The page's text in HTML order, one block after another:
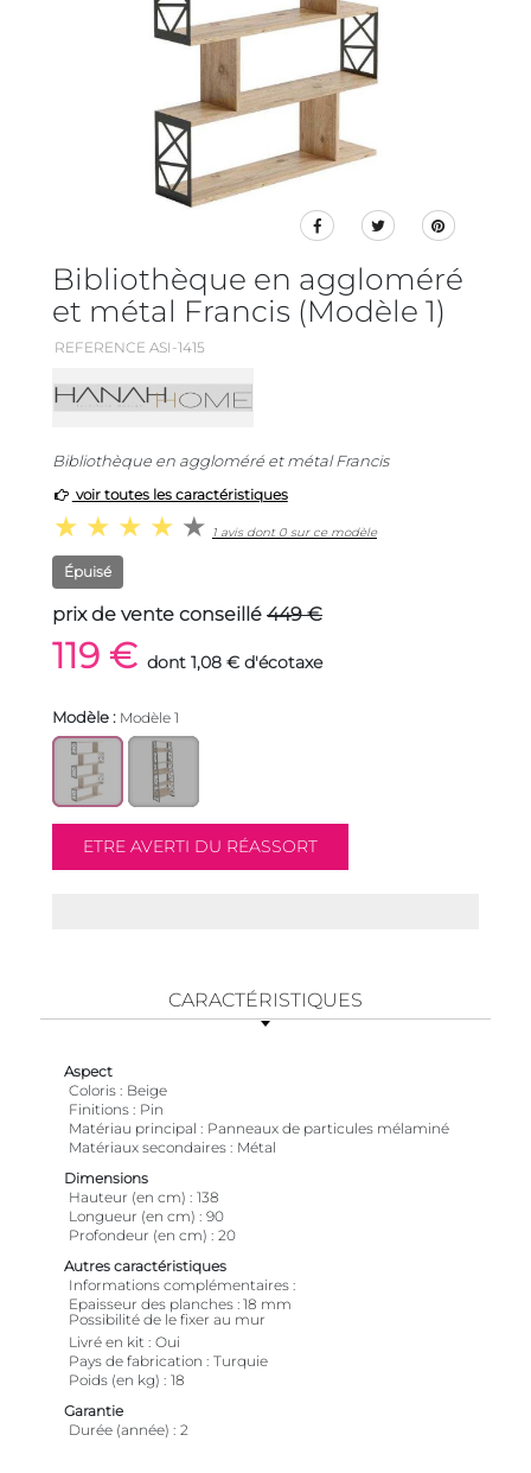
Bibliothèque en aggloméré
et métal Francis (Modèle 1)
REFERENCE ASI-1415
Bibliothèque en aggloméré et métal Francis
voir toutes les caractéristiques
1 avis dont 0 sur ce modèle
Épuisé
prix de vente conseillé 449 €
119 € dont 1,08 € d'écotaxe
Modèle : Modèle 1
CARACTÉRISTIQUES
Aspect
Coloris
Beige
Finitions
Pin
Matériau principal
Panneaux de particules mélaminé
Matériaux secondaires
Métal
Dimensions
Hauteur (en cm)
138
Longueur (en cm)
90
Profondeur (en cm)
20
Autres caractéristiques
Informations complémentaires
Epaisseur des planches : 18 mm
Possibilité de le fixer au mur
Livré en kit
Oui
Pays de fabrication
Turquie
Poids (en kg)
18
Garantie
Durée (année)
2